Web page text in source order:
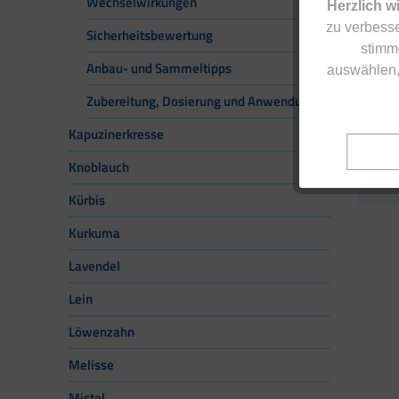
Herzlich
zu
Sicherheitsbewertung
Anbau- und Sammeltipps
Zubereitung, Dosierung und Anwendung
Kapuzinerkresse
Knoblauch
Kürbis
Kurkuma
Lavendel
Lein
Löwenzahn
Melisse